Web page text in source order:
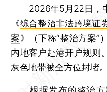
2026年5月22日，中
《综合整治非法跨境证
案》（下称“整治方案”
内地客户赴港开户规则
灰色地带被全方位封堵。
根据发布的整治方